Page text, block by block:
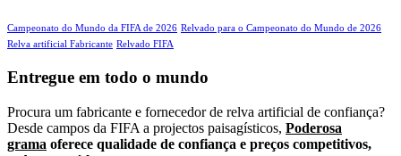
Campeonato do Mundo da FIFA de 2026 Relvado para o Campeonato do Mundo de 2026
Relva artificial Fabricante Relvado FIFA
Entregue em todo o mundo
Procura um fabricante e fornecedor de relva artificial de confiança?
Desde campos da FIFA a projectos paisagísticos, Poderosa
grama oferece qualidade de confiança e preços competitivos,